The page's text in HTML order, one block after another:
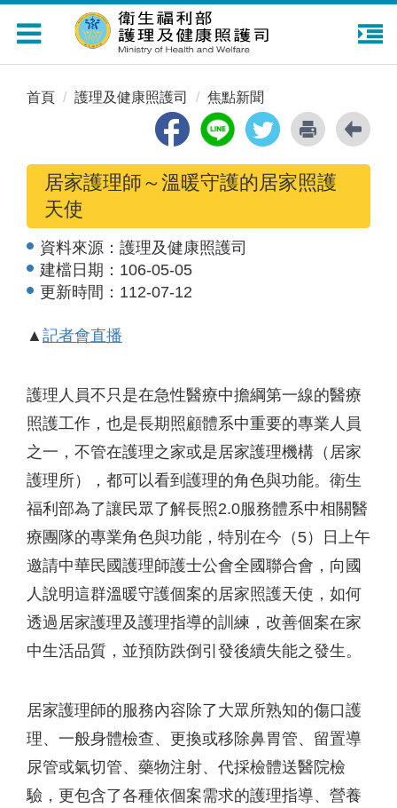
Toggle
navigation
首頁 護理及健康照護司 焦點新聞
居家護理師～溫暖守護的居家照護
天使
資料來源： 護理及健康照護司
建檔日期： 106-05-05
更新時間： 112-07-12
▲ 記者會直播
護理人員不只是在急性醫療中擔綱第一線的醫療
照護工作，也是長期照顧體系中重要的專業人員
之一，不管在護理之家或是居家護理機構（居家
護理所），都可以看到護理的角色與功能。衛生
福利部為了讓民眾了解長照2.0服務體系中相關醫
療團隊的專業角色與功能，特別在今（5）日上午
邀請中華民國護理師護士公會全國聯合會，向國
人說明這群溫暖守護個案的居家照護天使，如何
透過居家護理及護理指導的訓練，改善個案在家
中生活品質，並預防跌倒引發後續失能之發生。
居家護理師的服務內容除了大眾所熟知的傷口護
理、一般身體檢查、更換或移除鼻胃管、留置導
尿管或氣切管、藥物注射、代採檢體送醫院檢
驗，更包含了各種依個案需求的護理指導、營養